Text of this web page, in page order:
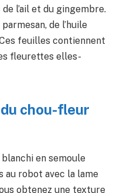
l’ail et du gingembre.
de l’huile
feuilles contiennent
fleurettes elles-
chou-fleur
en semoule
au robot avec la lame
obtenez une texture